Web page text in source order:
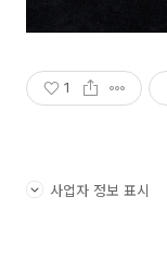
1
사업자 정보 표시